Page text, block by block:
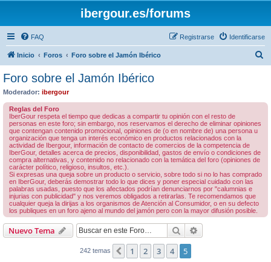
ibergour.es/forums
FAQ Identificarse
Registrarse
Inicio Foros Foro sobre el Jamón Ibérico
Foro sobre el Jamón Ibérico
Moderador: ibergour
Reglas del Foro
IberGour respeta el tiempo que dedicas a compartir tu opinión con el resto de
personas en este foro; sin embargo, nos reservamos el derecho de eliminar opiniones
que contengan contenido promocional, opiniones de (o en nombre de) una persona u
organización que tenga un interés económico en productos relacionados con la
actividad de Ibergour, información de contacto de comercios de la competencia de
IberGour, detalles acerca de precios, disponibilidad, gastos de envío o condiciones de
compra alternativas, y contenido no relacionado con la temática del foro (opiniones de
carácter político, religioso, insultos, etc.).
Si expresas una queja sobre un producto o servicio, sobre todo si no lo has comprado
en IberGour, deberás demostrar todo lo que dices y poner especial cuidado con las
palabras usadas, puesto que los afectados podrían denunciarnos por "calumnias e
injurias con publicidad" y nos veremos obligados a retirarlas. Te recomendamos que
cualquier queja la dirijas a los organismos de Atención al Consumidor, o en su defecto
los publiques en un foro ajeno al mundo del jamón pero con la mayor difusión posible.
Nuevo Tema Buscar
242 temas Anterior
1 2 3 4 5